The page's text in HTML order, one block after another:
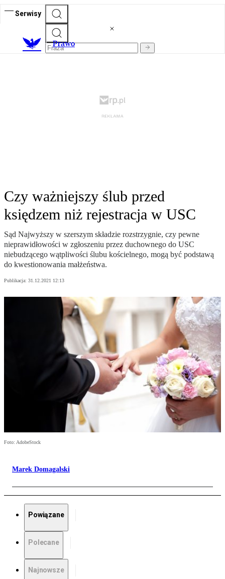
Serwisy
Prawo
Czy ważniejszy ślub przed
księdzem niż rejestracja w USC
Sąd Najwyższy w szerszym składzie rozstrzygnie, czy pewne
nieprawidłowości w zgłoszeniu przez duchownego do USC
niebudzącego wątpliwości ślubu kościelnego, mogą być podstawą
do kwestionowania małżeństwa.
Publikacja: 31.12.2021 12:13
Foto: AdobeStock
Marek Domagalski
Powiązane
Polecane
Najnowsze